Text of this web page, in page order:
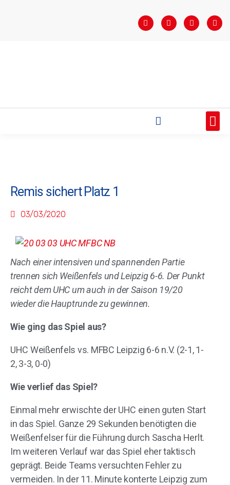
Remis sichert Platz 1
03/03/2020
Nach einer intensiven und spannenden Partie
trennen sich Weißenfels und Leipzig 6-6. Der Punkt
reicht dem UHC um auch in der Saison 19/20
wieder die Hauptrunde zu gewinnen.
Wie ging das Spiel aus?
UHC Weißenfels vs. MFBC Leipzig 6-6 n.V. (2-1, 1-
2, 3-3, 0-0)
Wie verlief das Spiel?
Einmal mehr erwischte der UHC einen guten Start
in das Spiel. Ganze 29 Sekunden benötigten die
Weißenfelser für die Führung durch Sascha Herlt.
Im weiteren Verlauf war das Spiel eher taktisch
geprägt. Beide Teams versuchten Fehler zu
vermeiden. In der 11. Minute konterte Leipzig zum